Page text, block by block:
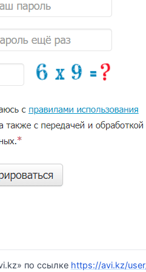
по ссылке https://avi.kz/